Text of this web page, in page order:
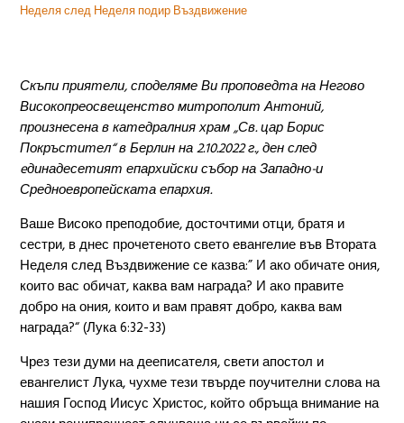
Неделя след Неделя подир Въздвижение
Скъпи приятели, споделяме Ви проповедта на Негово
Високопреосвещенство митрополит Антоний,
произнесена в катедралния храм „Св. цар Борис
Покръстител“ в Берлин на 2.10.2022 г., ден след
eдинадесетият епархийски събор на Западно-и
Средноевропейската епархия.
Ваше Високо преподобие, досточтими отци, братя и
сестри, в днес прочетеното свето евангелие във Втората
Неделя след Въздвижение се казва:” И ако обичате ония,
които вас обичат, каква вам награда? И ако правите
добро на ония, които и вам правят добро, каква вам
награда?“ (Лука 6:32-33)
Чрез тези думи на дееписателя, свети апостол и
евангелист Лука, чухме тези твърде поучителни слова на
нашия Господ Иисус Христос, койтo обръща внимание на